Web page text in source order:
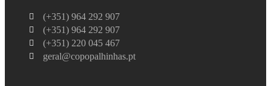
(+351) 964 292 907
(+351) 964 292 907
(+351) 220 045 467
geral@copopalhinhas.pt